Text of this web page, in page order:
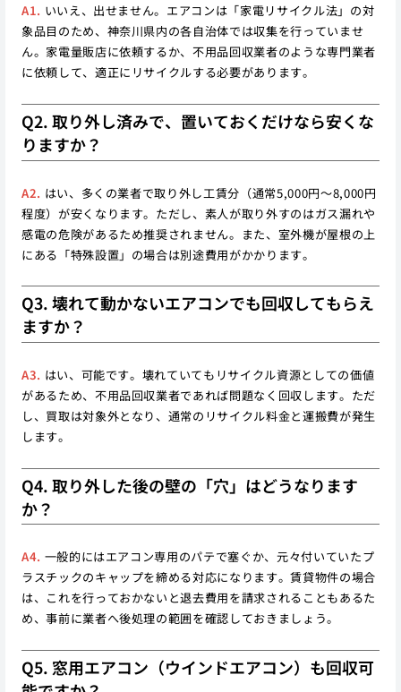
A1. いいえ、出せません。エアコンは「家電リサイクル法」の対
象品目のため、神奈川県内の各自治体では収集を行っていませ
ん。家電量販店に依頼するか、不用品回収業者のような専門業者
に依頼して、適正にリサイクルする必要があります。
Q2. 取り外し済みで、置いておくだけなら安くな
りますか？
A2. はい、多くの業者で取り外し工賃分（通常5,000円〜8,000円
程度）が安くなります。ただし、素人が取り外すのはガス漏れや
感電の危険があるため推奨されません。また、室外機が屋根の上
にある「特殊設置」の場合は別途費用がかかります。
Q3. 壊れて動かないエアコンでも回収してもらえ
ますか？
A3. はい、可能です。壊れていてもリサイクル資源としての価値
があるため、不用品回収業者であれば問題なく回収します。ただ
し、買取は対象外となり、通常のリサイクル料金と運搬費が発生
します。
Q4. 取り外した後の壁の「穴」はどうなります
か？
A4. 一般的にはエアコン専用のパテで塞ぐか、元々付いていたプ
ラスチックのキャップを締める対応になります。賃貸物件の場合
は、これを行っておかないと退去費用を請求されることもあるた
め、事前に業者へ後処理の範囲を確認しておきましょう。
Q5. 窓用エアコン（ウインドエアコン）も回収可